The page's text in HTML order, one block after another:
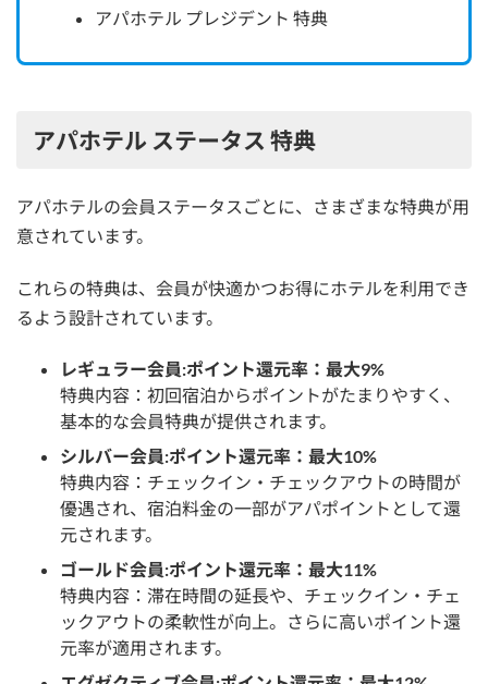
アパホテル プレジデント 特典
アパホテル ステータス 特典
アパホテルの会員ステータスごとに、さまざまな特典が用
意されています。
これらの特典は、会員が快適かつお得にホテルを利用でき
るよう設計されています。
レギュラー会員:ポイント還元率：最大9%
特典内容：初回宿泊からポイントがたまりやすく、
基本的な会員特典が提供されます。
シルバー会員:ポイント還元率：最大10%
特典内容：チェックイン・チェックアウトの時間が
優遇され、宿泊料金の一部がアパポイントとして還
元されます。
ゴールド会員:ポイント還元率：最大11%
特典内容：滞在時間の延長や、チェックイン・チェ
ックアウトの柔軟性が向上。さらに高いポイント還
元率が適用されます。